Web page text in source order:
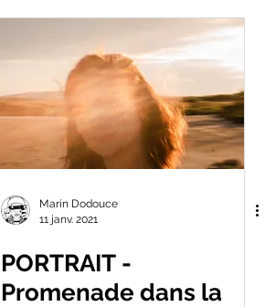
Marin Dodouce
11 janv. 2021
PORTRAIT -
Promenade dans la